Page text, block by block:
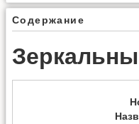
Содержание